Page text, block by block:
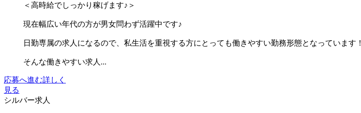
＜高時給でしっかり稼げます♪＞
現在幅広い年代の方が男女問わず活躍中です♪
日勤専属の求人になるので、私生活を重視する方にとっても働きやすい勤務形態となっています！
そんな働きやすい求人...
応募へ進む詳しく
見る
シルバー求人